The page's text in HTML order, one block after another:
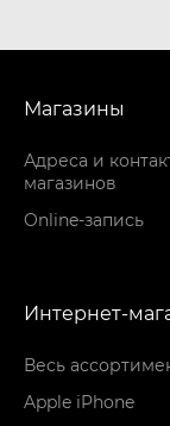
Магазины
Адреса и
магазинов
Online-запись
Интернет-
Весь
Apple iPhone